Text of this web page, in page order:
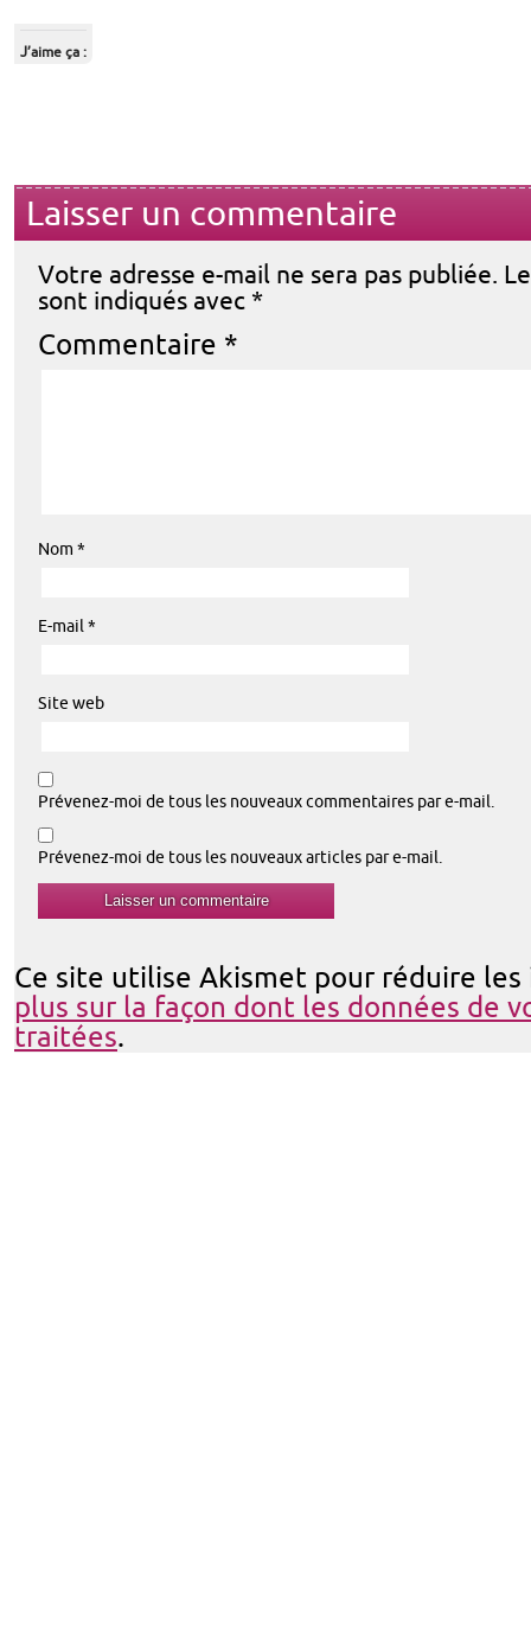
J’aime ça :
Laisser un commentaire
Votre adresse e-mail ne sera pas publiée.
sont indiqués avec *
Commentaire *
Nom *
E-mail *
Site web
Prévenez-moi de tous les nouveaux commentaires par e-mail.
Prévenez-moi de tous les nouveaux articles par e-mail.
Ce site utilise Akismet pour réduire
plus sur la façon dont les données de
traitées.